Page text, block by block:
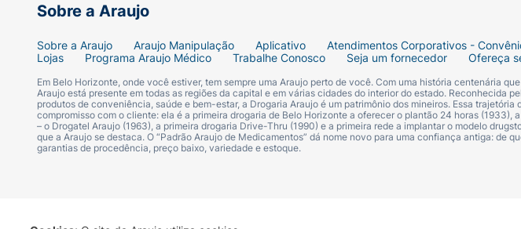
Sobre a Araujo
Sobre a Araujo Araujo Manipulação Aplicativo Atendimentos Corporativos -
Lojas
Programa Araujo Médico Trabalhe Conosco Seja um fornecedor Ofereça
Em Belo Horizonte, onde você estiver, tem sempre uma Araujo perto de você. Com uma história centenária
Araujo está presente em todas as regiões da capital e em várias cidades do interior do estado. Reconhecida
produtos de conveniência, saúde e bem-estar, a Drogaria Araujo é um patrimônio dos mineiros. Essa
compromisso com o cliente: ela é a primeira drogaria de Belo Horizonte a oferecer o plantão 24 horas (1933),
– o Drogatel Araujo (1963), a primeira drogaria Drive-Thru (1990) e a primeira rede a implantar o modelo
que a Araujo se destaca. O “Padrão Araujo de Medicamentos” dá nome novo para uma confiança antiga: de
garantias de procedência, preço baixo, variedade e estoque.